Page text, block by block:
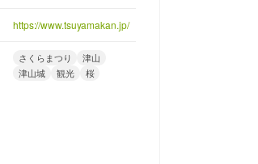
https://www.tsuyamakan.jp/
さくらまつり
津山
津山城
観光 桜